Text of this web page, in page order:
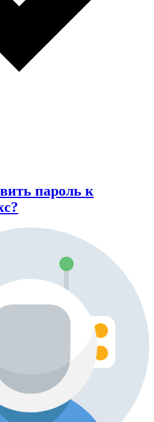
пароль к